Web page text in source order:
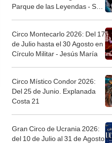
Parque de las Leyendas - San
Circo Montecarlo 2026: Del 17
de Julio hasta el 30 Agosto en
Círculo Militar - Jesús María
Circo Místico Condor 2026:
Del 25 de Junio. Explanada
Costa 21
Gran Circo de Ucrania 2026:
del 10 de Julio al 31 de Agosto